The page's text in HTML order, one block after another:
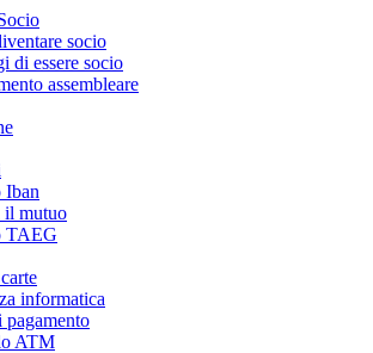
socio
di essere socio
assembleare
Iban
il mutuo
TAEG
informatica
pagamento
ATM